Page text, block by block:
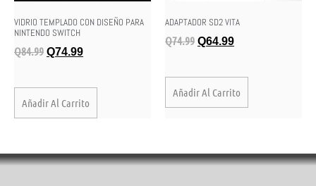
VIDRIO TEMPLADO CON DISEÑO PARA
NINTENDO SWITCH
Q84.99 Q74.99
Añadir Al Carrito
ADAPTADOR SD2 VITA
Q74.99 Q64.99
Añadir Al Carrito